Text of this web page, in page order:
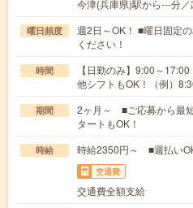
今津(兵庫県)駅から---分
曜日頻度
週2日～OK！ ■曜日固定
ください！
時間
【日勤のみ】9:00～
他シフトもOK！（例）
期間
2ヶ月～ ■ご応募から最
タートもOK！
時給 時給2350円～ ■週払い
交通費
交通費全額支給